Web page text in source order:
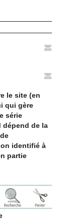
le site (en
qui gère
série
dépend de la
identifié à
partie